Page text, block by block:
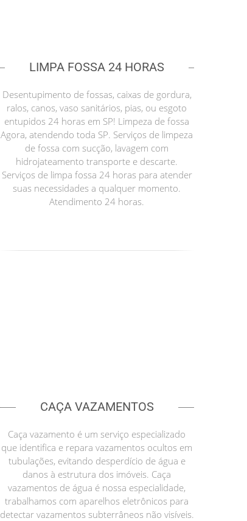
LIMPA FOSSA 24 HORAS
Desentupimento de fossas, caixas de gordura,
ralos, canos, vaso sanitários, pias, ou esgoto
entupidos 24 horas em SP! Limpeza de fossa
Agora, atendendo toda SP. Serviços de limpeza
de fossa com sucção, lavagem com
hidrojateamento transporte e descarte.
Serviços de limpa fossa 24 horas para atender
suas necessidades a qualquer momento.
Atendimento 24 horas.
CAÇA VAZAMENTOS
Caça vazamento é um serviço especializado
que identifica e repara vazamentos ocultos em
tubulações, evitando desperdício de água e
danos à estrutura dos imóveis. Caça
vazamentos de água é nossa especialidade,
trabalhamos com aparelhos eletrônicos para
detectar vazamentos subterrâneos não visíveis.